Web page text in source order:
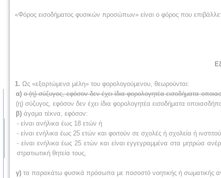
«Φόρος εισοδήματος φυσικών προσώπων» είναι ο φόρος που
1. Ως «εξαρτώμενα μέλη» του φορολογούμενου, θεωρούνται:
α) ο (η) σύζυγος, εφόσον δεν έχει ίδια φορολογητέα εισοδήματα
(η) σύζυγος, εφόσον δεν έχει ίδια φορολογητέα εισοδήματα
β) άγαμα τέκνα, εφόσον:
- είναι ανήλικα έως 18 ετών ή
- είναι ενήλικα έως 25 ετών και φοιτούν σε σχολές ή σχολεία ή
- είναι ενήλικα έως 25 ετών και είναι εγγεγραμμένα στα μητρώα
στρατιωτική θητεία τους,
γ) τα παρακάτω φυσικά πρόσωπα με ποσοστό νοητικής ή σωματικής